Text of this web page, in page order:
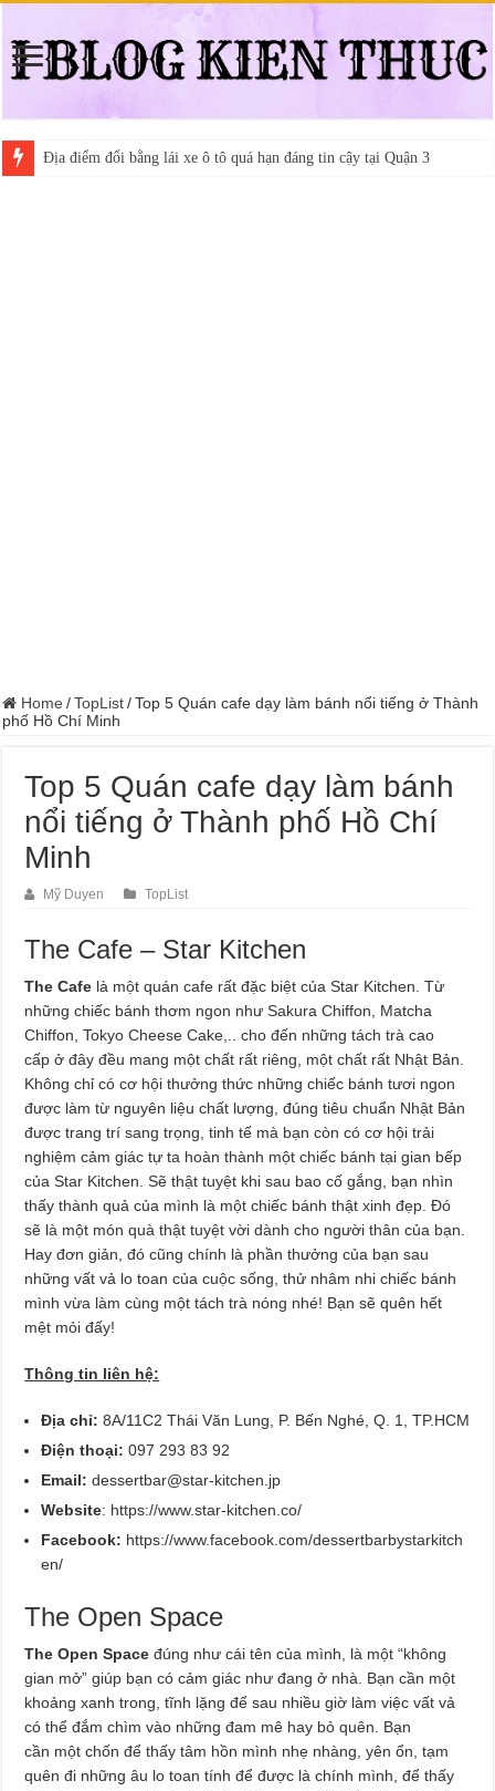
Địa điểm đổi bằng lái xe ô tô quá hạn đáng tin cậy tại Quận 3
Home / TopList / Top 5 Quán cafe dạy làm bánh nổi tiếng ở Thành
phố Hồ Chí Minh
Top 5 Quán cafe dạy làm bánh
nổi tiếng ở Thành phố Hồ Chí
Minh
Mỹ Duyen TopList
The Cafe – Star Kitchen
The Cafe là một quán cafe rất đặc biệt của Star Kitchen. Từ
những chiếc bánh thơm ngon như Sakura Chiffon, Matcha
Chiffon, Tokyo Cheese Cake,.. cho đến những tách trà cao
cấp ở đây đều mang một chất rất riêng, một chất rất Nhật Bản.
Không chỉ có cơ hội thưởng thức những chiếc bánh tươi ngon
được làm từ nguyên liệu chất lượng, đúng tiêu chuẩn Nhật Bản
được trang trí sang trọng, tinh tế mà bạn còn có cơ hội trải
nghiệm cảm giác tự ta hoàn thành một chiếc bánh tại gian bếp
của Star Kitchen. Sẽ thật tuyệt khi sau bao cố gắng, bạn nhìn
thấy thành quả của mình là một chiếc bánh thật xinh đẹp. Đó
sẽ là một món quà thật tuyệt vời dành cho người thân của bạn.
Hay đơn giản, đó cũng chính là phần thưởng của bạn sau
những vất vả lo toan của cuộc sống, thử nhâm nhi chiếc bánh
mình vừa làm cùng một tách trà nóng nhé! Bạn sẽ quên hết
mệt mỏi đấy!
Thông tin liên hệ:
Địa chỉ: 8A/11C2 Thái Văn Lung, P. Bến Nghé, Q. 1, TP.HCM
Điện thoại: 097 293 83 92
Email:dessertbar@star-kitchen.jp
Website: https://www.star-kitchen.co/
Facebook: https://www.facebook.com/dessertbarbystarkitch
en/
The Open Space
The Open Spaceđúng như cái tên của mình, là một “không
gian mở” giúp bạn có cảm giác như đang ở nhà. Bạn cần một
khoảng xanh trong, tĩnh lặng để sau nhiều giờ làm việc vất vả
có thể đắm chìm vào những đam mê hay bỏ quên. Bạn
cần một chốn để thấy tâm hồn mình nhẹ nhàng, yên ổn, tạm
quên đi những âu lo toan tính để được là chính mình, để thấy